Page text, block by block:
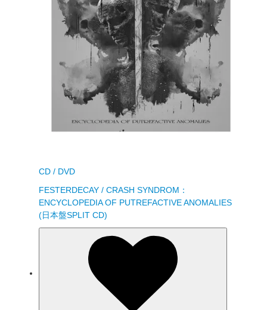
CD / DVD
FESTERDECAY / CRASH SYNDROM：
ENCYCLOPEDIA OF PUTREFACTIVE ANOMALIES
(日本盤SPLIT CD)